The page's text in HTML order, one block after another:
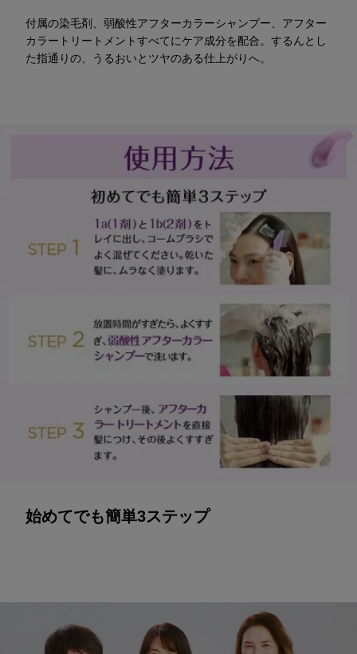
付属の染毛剤、弱酸性アフターカラーシャンプー、アフター
カラートリートメントすべてにケア成分を配合。するんとし
た指通りの、うるおいとツヤのある仕上がりへ。
始めてでも簡単3ステップ